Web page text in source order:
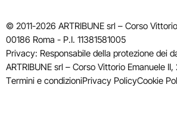
© 2011-2026 ARTRIBUNE srl – Corso
00186 Roma - P.I. 11381581005
Privacy: Responsabile della protezione dei
ARTRIBUNE srl – Corso Vittorio Emanuele
Termini e condizioniPrivacy PolicyCookie